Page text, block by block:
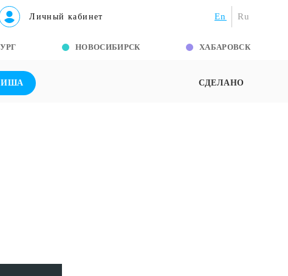
Личный кабинет En Ru
НОВОСИБИРСК ХАБАРОВСК
СДЕЛАНО